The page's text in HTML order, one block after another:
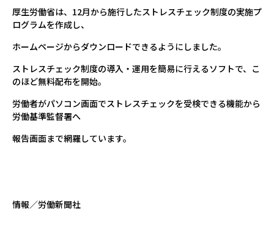
厚生労働省は、12月から施行したストレスチェック制度の実施プ
ログラムを作成し、
ホームページからダウンロードできるようにしました。
ストレスチェック制度の導入・運用を簡易に行えるソフトで、こ
のほど無料配布を開始。
労働者がパソコン画面でストレスチェックを受検できる機能から
労働基準監督署へ
報告画面まで網羅しています。
情報／労働新聞社